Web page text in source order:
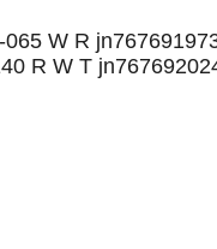
W R
R W T